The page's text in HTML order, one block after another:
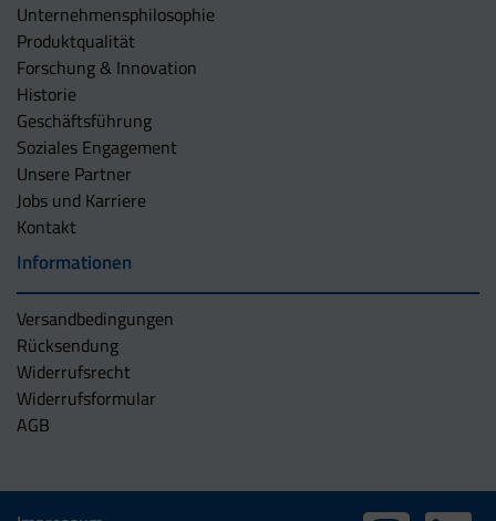
Unternehmens­philosophie
Produktqualität
Forschung & Innovation
Historie
Geschäftsführung
Soziales Engagement
Unsere Partner
Jobs und Karriere
Kontakt
Informationen
Versandbedingungen
Rücksendung
Widerrufsrecht
Widerrufsformular
AGB